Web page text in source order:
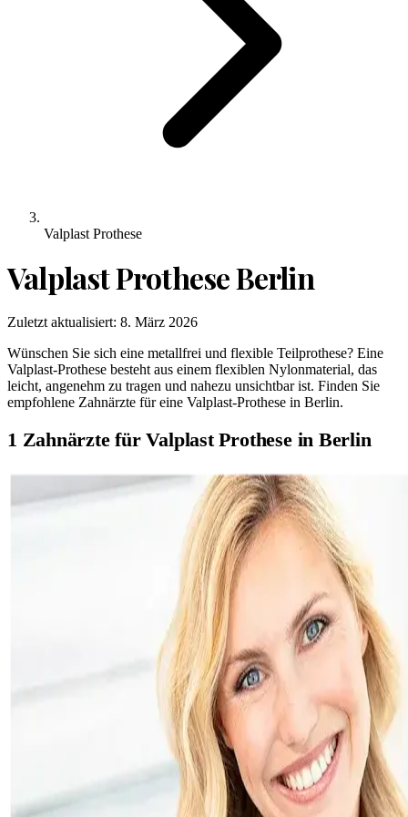
Valplast Prothese
Valplast ProtheseBerlin
Zuletzt aktualisiert: 8. März 2026
Wünschen Sie sich eine metallfrei und flexible Teilprothese? Eine
Valplast-Prothese besteht aus einem flexiblen Nylonmaterial, das
leicht, angenehm zu tragen und nahezu unsichtbar ist. Finden Sie
empfohlene Zahnärzte für eine Valplast-Prothese in Berlin.
1 Zahnärzte für Valplast Prothese in Berlin